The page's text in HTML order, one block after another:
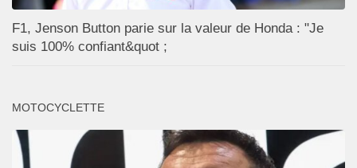
F1, Jenson Button parie sur la valeur de Honda : "Je
suis 100% confiant&quot ;
MOTOCYCLETTE